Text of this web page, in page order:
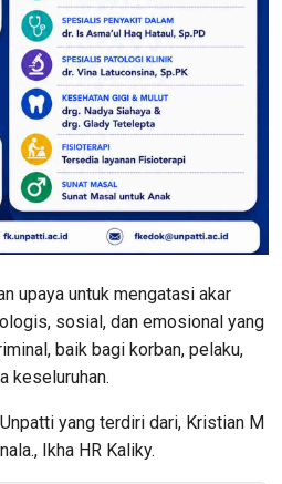
upaya untuk mengatasi akar
sosial, dan emosional yang
baik bagi korban, pelaku,
keseluruhan.
yang terdiri dari, Kristian M
Ikha HR Kaliky.